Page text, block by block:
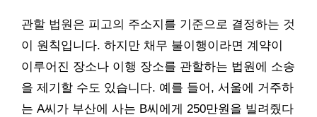
관할 법원은 피고의 주소지를 기준으로 결정하는 것
이 원칙입니다. 하지만 채무 불이행이라면 계약이
이루어진 장소나 이행 장소를 관할하는 법원에 소송
을 제기할 수도 있습니다. 예를 들어, 서울에 거주하
는 A씨가 부산에 사는 B씨에게 250만원을 빌려줬다